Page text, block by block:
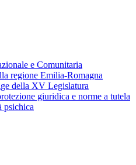
e Comunitaria
regione Emilia-Romagna
della XV Legislatura
giuridica e norme a tutela
psichica